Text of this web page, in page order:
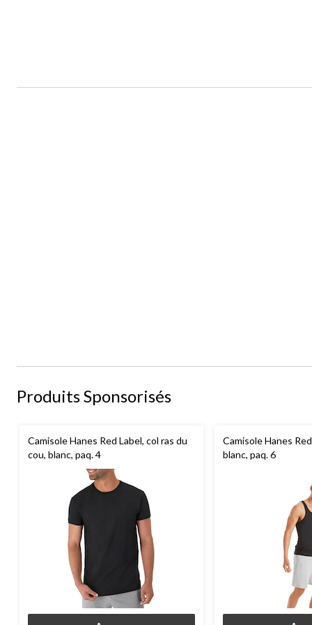
Produits Sponsorisés
Camisole Hanes Red Label, col ras du
cou, blanc, paq. 4
Camisole Hanes
blanc, paq. 6